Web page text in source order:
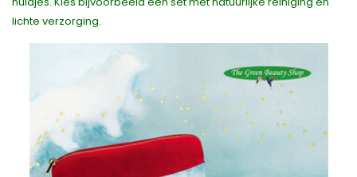
lichte verzorging.